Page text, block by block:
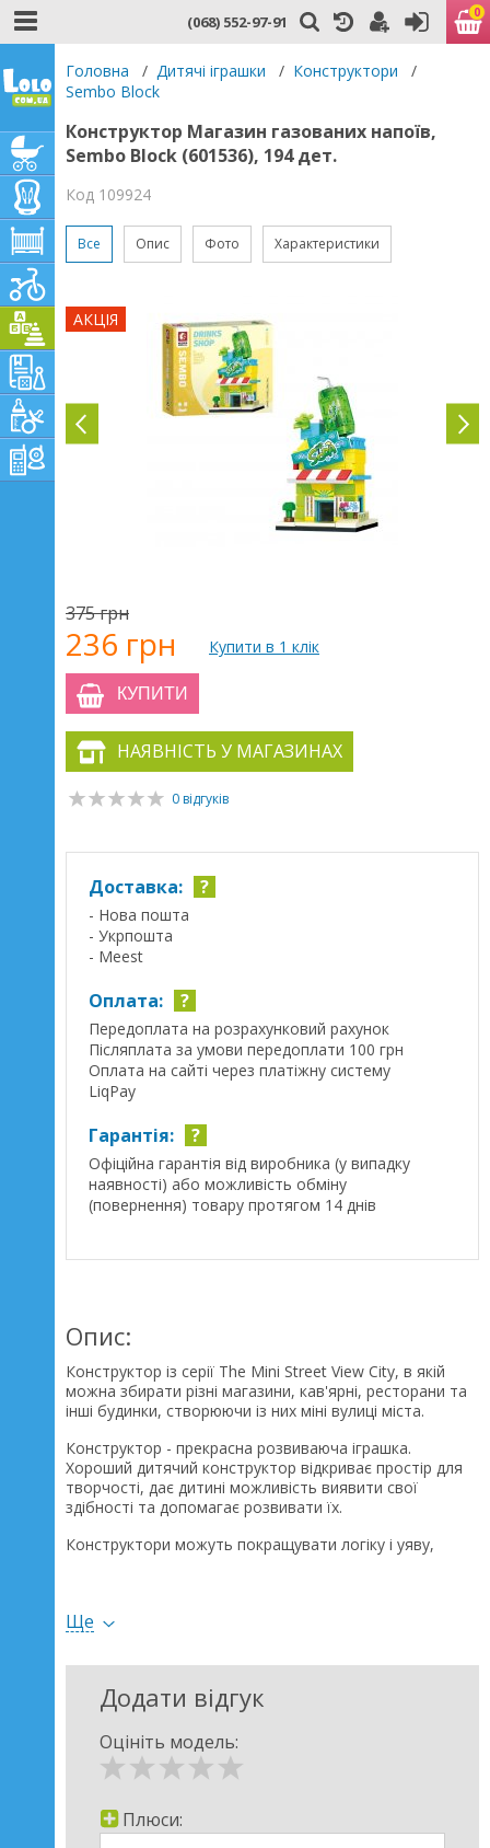
(068) 552-97-91 0
Головна / Дитячі іграшки / Конструктори
/
Sembo Block
Конструктор Магазин газованих напоїв,
Sembo Block (601536), 194 дет.
Код 109924
Все Опис Фото Характеристики
АКЦІЯ
375 грн
236 грн Купити в 1 клік
КУПИТИ
НАЯВНІСТЬ У МАГАЗИНАХ
0 відгуків
Доставка: ?
- Нова пошта
- Укрпошта
- Meest
Оплата: ?
Передоплата на розрахунковий рахунок
Післяплата за умови передоплати 100 грн
Оплата на сайті через платіжну систему
LiqPay
Гарантія: ?
Офіційна гарантія від виробника (у випадку
наявності) або можливість обміну
(повернення) товару протягом 14 днів
Опис:
Конструктор із серії The Mini Street View City, в якій
можна збирати різні магазини, кав'ярні, ресторани та
інші будинки, створюючи із них міні вулиці міста.
Конструктор - прекрасна розвиваюча іграшка.
Хороший дитячий конструктор відкриває простір для
творчості, дає дитині можливість виявити свої
здібності та допомагає розвивати їх.
Конструктори можуть покращувати логіку і уяву,
Ще
Додати відгук
Оцініть модель:
Плюси: